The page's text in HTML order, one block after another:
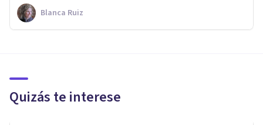
Blanca Ruiz
Quizás te interese